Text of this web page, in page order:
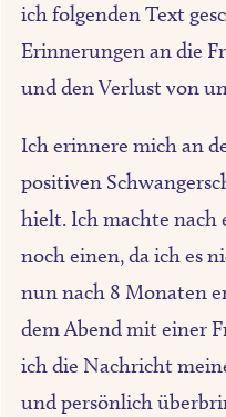
ich folgenden Text
Erinnerungen an die
und den Verlust von
Ich erinnere mich an
positiven
hielt. Ich machte nach
noch einen, da ich es
nun nach 8 Monaten
dem Abend mit einer
ich die Nachricht
und persönlich